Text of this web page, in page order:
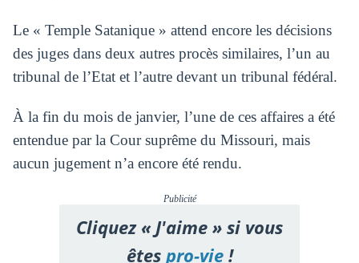
Le « Temple Satanique » attend encore les décisions
des juges dans deux autres procès similaires, l’un au
tribunal de l’Etat et l’autre devant un tribunal fédéral.
À la fin du mois de janvier, l’une de ces affaires a été
entendue par la Cour suprême du Missouri, mais
aucun jugement n’a encore été rendu.
Publicité
Cliquez « J'aime » si vous
êtespro-vie!